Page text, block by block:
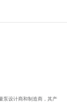
泵设计商和制造商，其产